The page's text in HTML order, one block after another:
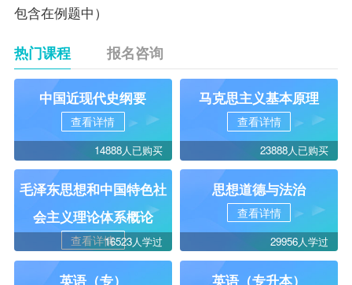
包含在例题中）
热门课程 报名咨询
中国近现代史纲要
查看详情
14888人已购买
马克思主义基本原理
查看详情
23888人已购买
毛泽东思想和中国特色社
会主义理论体系概论
查看详情16523人学过
思想道德与法治
查看详情
29956人学过
英语（专） 英语（专升本）